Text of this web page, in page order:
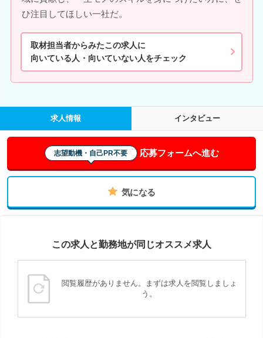
ひ注目してほしい一社だ。
取材担当者からみたこの求人に
向いている人・向いていない人をチェック
求人情報 インタビュー
志望動機・自己PR不要 応募フォームへ進む
気になる
この求人と勤務地が同じオススメ求人
閲覧履歴がありません。まずは求人を閲覧しましょ
う。